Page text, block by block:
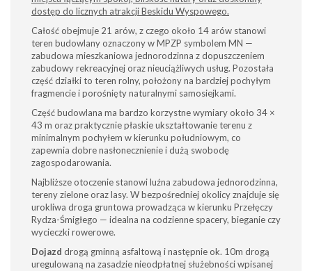
dostęp do licznych atrakcji Beskidu Wyspowego.
Całość obejmuje 21 arów, z czego około 14 arów stanowi
teren budowlany oznaczony w MPZP symbolem MN —
zabudowa mieszkaniowa jednorodzinna z dopuszczeniem
zabudowy rekreacyjnej oraz nieuciążliwych usług. Pozostała
część działki to teren rolny, położony na bardziej pochyłym
fragmencie i porośnięty naturalnymi samosiejkami.
Część budowlana ma bardzo korzystne wymiary około 34 ×
43 m oraz praktycznie płaskie ukształtowanie terenu z
minimalnym pochyłem w kierunku południowym, co
zapewnia dobre nasłonecznienie i dużą swobodę
zagospodarowania.
Najbliższe otoczenie stanowi luźna zabudowa jednorodzinna,
tereny zielone oraz lasy. W bezpośredniej okolicy znajduje się
urokliwa droga gruntowa prowadząca w kierunku Przełęczy
Rydza-Śmigłego — idealna na codzienne spacery, bieganie czy
wycieczki rowerowe.
Dojazd drogą gminną asfaltową i następnie ok. 10m drogą
uregulowaną na zasadzie nieodpłatnej służebności wpisanej